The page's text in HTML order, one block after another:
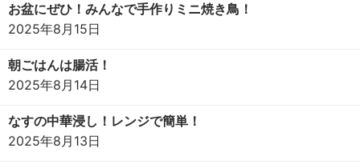
お盆にぜひ！みんなで手作りミニ焼き鳥！
2025年8月15日
朝ごはんは腸活！
2025年8月14日
なすの中華浸し！レンジで簡単！
2025年8月13日